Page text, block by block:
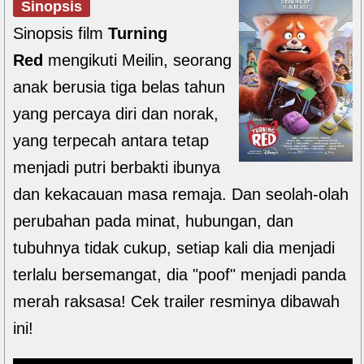
Sinopsis
Sinopsis film Turning
Red mengikuti Meilin, seorang
anak berusia tiga belas tahun
yang percaya diri dan norak,
yang terpecah antara tetap
menjadi putri berbakti ibunya
dan kekacauan masa remaja. Dan seolah-olah
perubahan pada minat, hubungan, dan
tubuhnya tidak cukup, setiap kali dia menjadi
terlalu bersemangat, dia "poof" menjadi panda
merah raksasa! Cek trailer resminya dibawah
ini!